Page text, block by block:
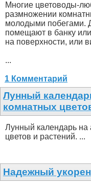
Многие цветоводы-
размножении
молодыми побегами.
помещают в банку
на поверхности, или
...
1 Комментарий
Лунный
комнатных
Лунный календарь на
цветов и растений. ...
Надежный